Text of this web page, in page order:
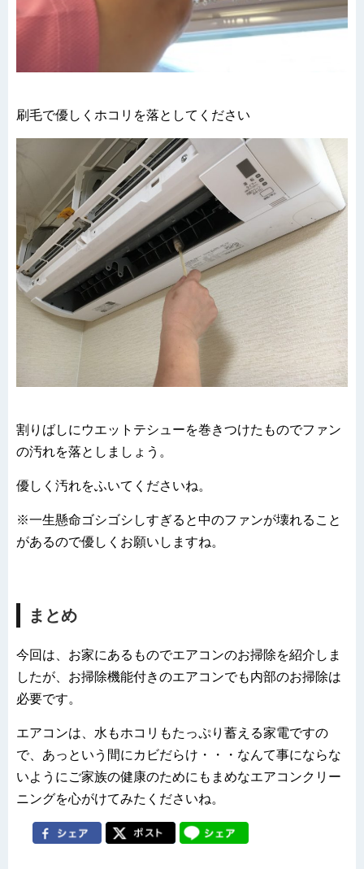
刷毛で優しくホコリを落としてください
割りばしにウエットテシューを巻きつけたものでファン
の汚れを落としましょう。
優しく汚れをふいてくださいね。
※一生懸命ゴシゴシしすぎると中のファンが壊れること
があるので優しくお願いしますね。
まとめ
今回は、お家にあるものでエアコンのお掃除を紹介しま
したが、お掃除機能付きのエアコンでも内部のお掃除は
必要です。
エアコンは、水もホコリもたっぷり蓄える家電ですの
で、あっという間にカビだらけ・・・なんて事にならな
いようにご家族の健康のためにもまめなエアコンクリー
ニングを心がけてみたくださいね。